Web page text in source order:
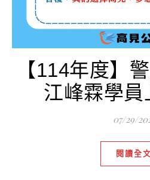
【114年度】
江峰霖學員
07/29/
閱讀全文